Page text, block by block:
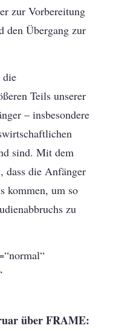
zur Vorbereitung
den Übergang zur
die
Teils unserer
– insbesondere
sind. Mit dem
dass die Anfänger
kommen, um so
zu
über FRAME: